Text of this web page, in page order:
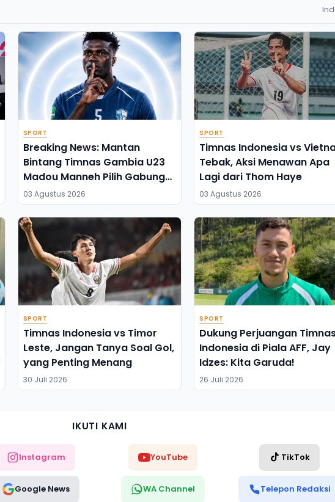
SPORT
Breaking News: Mantan
Bintang Timnas Gambia U23
Madou Manneh Pilih Gabung
Isen Mulang FC
03 Agustus 2026
SPORT
Timnas Indonesia vs
Tebak, Aksi Menawan Apa
Lagi dari Thom Haye
03 Agustus 2026
SPORT
Timnas Indonesia vs Timor
Leste, Jangan Tanya Soal Gol,
yang Penting Menang
30 Juli 2026
SPORT
Dukung Perjuangan
Indonesia di Piala AFF, Jay
Idzes: Kita Garuda!
26 Juli 2026
IKUTI KAMI
Instagram YouTube TikTok
Google News WA Channel Telepon Redaksi